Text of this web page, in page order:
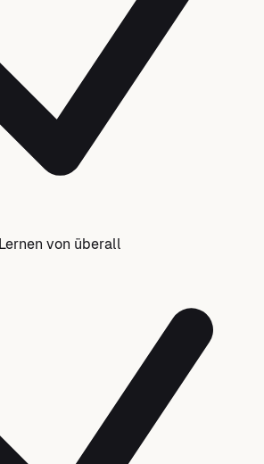
von überall